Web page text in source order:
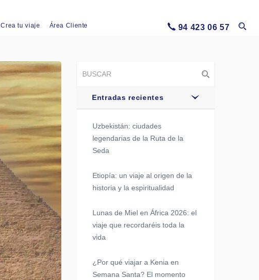
Crea tu viaje Área Cliente 94 423 06 57
Entradas recientes
Uzbekistán: ciudades
legendarias de la Ruta de la
Seda
Etiopía: un viaje al origen de la
historia y la espiritualidad
Lunas de Miel en África 2026: el
viaje que recordaréis toda la
vida
¿Por qué viajar a Kenia en
Semana Santa? El momento